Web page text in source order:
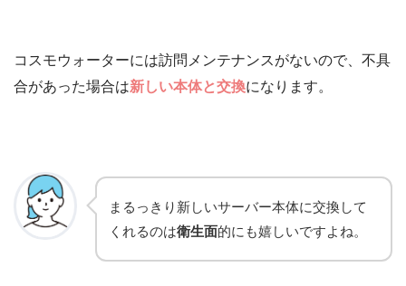
コスモウォーターには訪問メンテナンスがないので、不具
合があった場合は新しい本体と交換になります。
まるっきり新しいサーバー本体に交換して
くれるのは衛生面的にも嬉しいですよね。